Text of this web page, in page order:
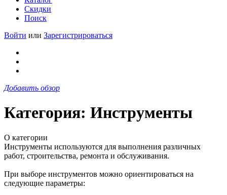
Скидки
Поиск
Войти или Зарегистрироваться
Добавить обзор
Категория: Инструменты
О категории
Инструменты используются для выполнения различных
работ, строительства, ремонта и обслуживания.
При выборе инструментов можно ориентироваться на
следующие параметры: